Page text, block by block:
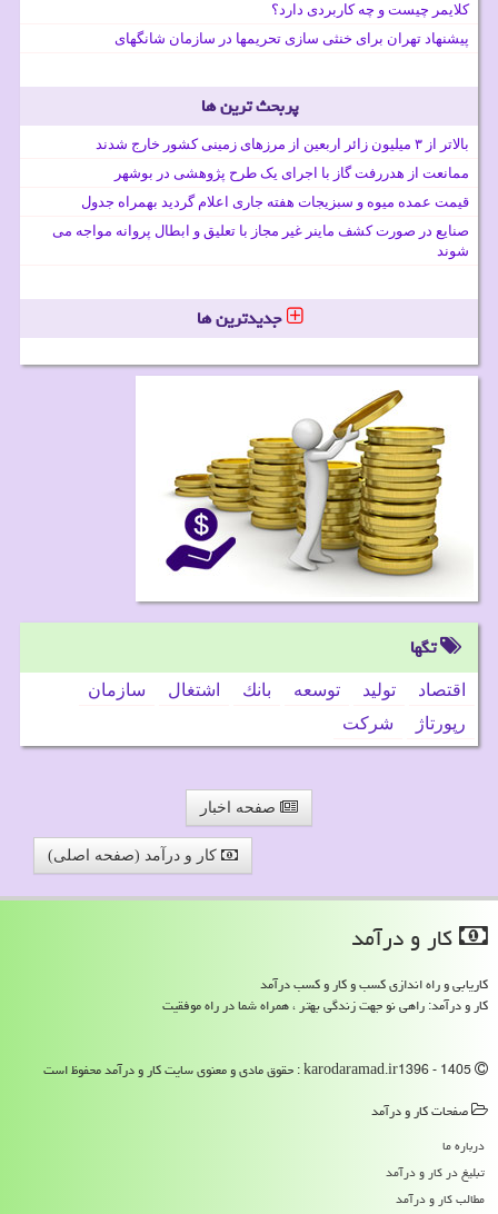
کلایمر چیست و چه کاربردی دارد؟
پیشنهاد تهران برای خنثی سازی تحریمها در سازمان شانگهای
پربحث ترین ها
بالاتر از ۳ میلیون زائر اربعین از مرزهای زمینی کشور خارج شدند
ممانعت از هدررفت گاز با اجرای یک طرح پژوهشی در بوشهر
قیمت عمده میوه و سبزیجات هفته جاری اعلام گردید بهمراه جدول
صنایع در صورت کشف ماینر غیر مجاز با تعلیق و ابطال پروانه مواجه می
شوند
جدیدترین ها
تگها
اقتصاد تولید توسعه بانك اشتغال
سازمان
رپورتاژ
شركت
صفحه اخبار
کار و درآمد (صفحه اصلی)
كار و درآمد
کاریابی و راه اندازی کسب و کار و کسب درآمد
کار و درآمد: راهی نو جهت زندگی بهتر ، همراه شما در راه موفقیت
صفحات كار و درآمد
درباره ما
تبلیغ در كار و درآمد
مطالب كار و درآمد